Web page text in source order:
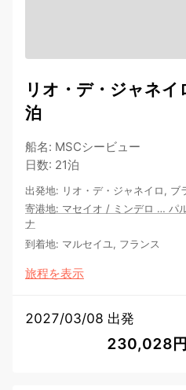
リオ・デ・ジャネイ
泊
船名: MSCシービュー
日数: 21泊
出発地: リオ・デ・ジャネイロ, ブ
寄港地: マセイオ / ミンデロ … パ
ナ
到着地: マルセイユ, フランス
旅程を表示
2027/03/08 出発
230,028円